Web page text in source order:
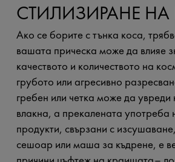
СТИЛИЗИРАНЕ
Ако се борите с тънка коса,
вашата прическа може да влияе
качеството и количеството на
грубото или агресивно
гребен или четка може да увреди
влакна, а прекалената употреба
продукти, свързани с
сешоар или маша за къдрене, е